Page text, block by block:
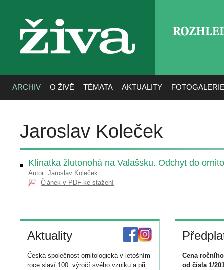
živa
ARCHIV O ŽIVĚ TÉMATA AKTUALITY
Jaroslav Koleček
Klínatka žlutonohá na Valašsku. Odchyt do
Autor: Jaroslav Koleček
Článek v PDF ke stažení
Aktuality
Česká společnost ornitologická v letošním
roce slaví 100. výročí svého vzniku a při
Cena
od čísla 1/